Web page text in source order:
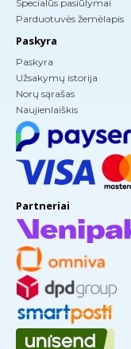
Specialūs pasiūlymai
Parduotuvės žemėlapis
Paskyra
Paskyra
Užsakymų istorija
Norų sąrašas
Naujienlaiškis
Partneriai